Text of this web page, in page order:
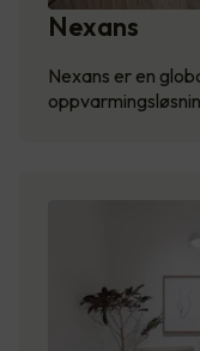
Nexans
Nexans er en